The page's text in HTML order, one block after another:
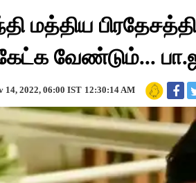
மத்திய
வேண்டும்...
14, 2022, 06:00 IST 12:30:14 AM